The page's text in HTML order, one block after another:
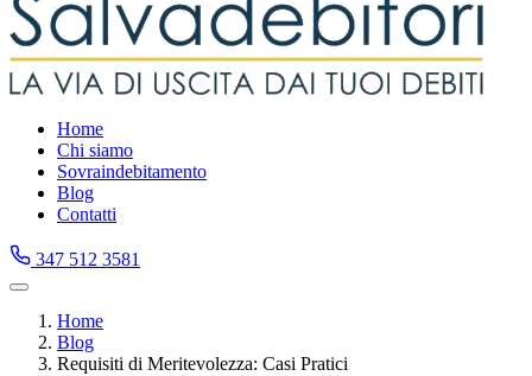
Home
Chi siamo
Sovraindebitamento
Blog
Contatti
347 512 3581
Home
Blog
Requisiti di Meritevolezza: Casi Pratici